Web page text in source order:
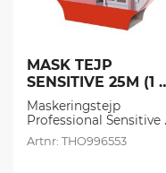
MASK TEJP
SENSITIVE 25M (1
st/frp)
Maskeringstejp
Professional Sensitive
Tesa
THO996553